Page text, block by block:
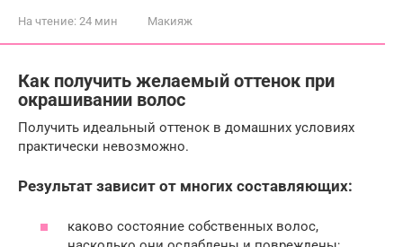
На чтение: 24 мин Макияж
Как получить желаемый оттенок при
окрашивании волос
Получить идеальный оттенок в домашних условиях
практически невозможно.
Результат зависит от многих составляющих:
каково состояние собственных волос,